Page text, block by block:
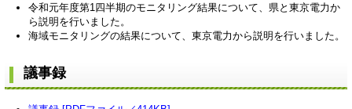
令和元年度第1四半期のモニタリング結果について、県と東京電力か
ら説明を行いました。
海域モニタリングの結果について、東京電力から説明を行いました。
議事録